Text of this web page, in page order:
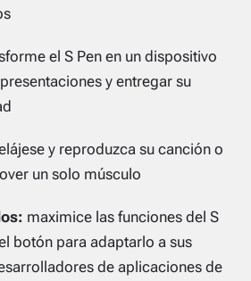
el S Pen en un dispositivo
y entregar su
y reproduzca su canción o
un solo músculo
maximice las funciones del S
botón para adaptarlo a sus
de aplicaciones de